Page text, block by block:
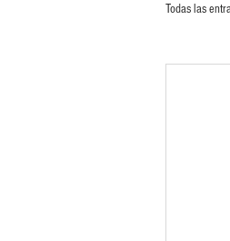
Todas las